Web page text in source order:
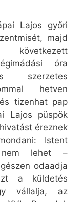
Lajos győri
majd
következett
óra
szerzetes
hetven
tizenhat pap
Lajos püspök
éreznek
Istent
nem lehet –
odaadja
a küldetés
vállalja, az